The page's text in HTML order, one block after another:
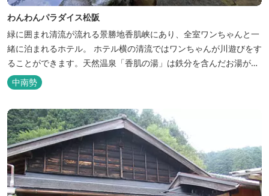
わんわんパラダイス松阪
緑に囲まれ清流が流れる景勝地香肌峡にあり、全室ワンちゃんと一
緒に泊まれるホテル。 ホテル横の清流ではワンちゃんが川遊びをす
ることができます。天然温泉「香肌の湯」は鉄分を含んだお湯が特
徴。 松阪の観光情報は、松阪観光インフォメーションサイト ワク
ワク松阪 へ。
中南勢